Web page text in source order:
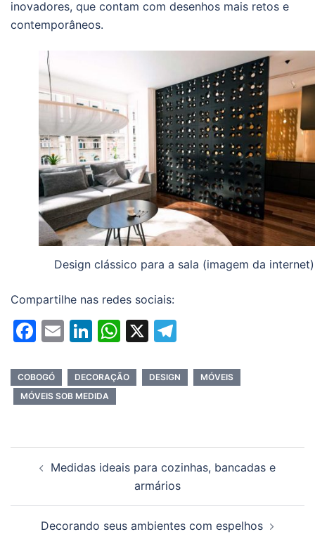
inovadores, que contam com desenhos mais retos e
contemporâneos.
Design clássico para a sala (imagem da
Compartilhe nas redes sociais:
Facebook
EmailLinkedIn
WhatsApp
X
COBOGÓ DECORAÇÃO DESIGN
MÓVEIS
MÓVEIS SOB MEDIDA
Medidas ideais para cozinhas, bancadas e
armários
Decorando seus ambientes com espelhos